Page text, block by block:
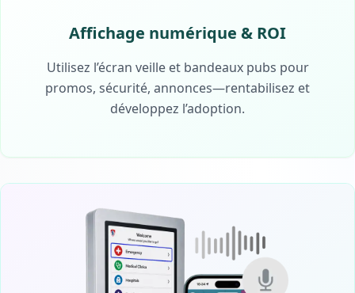
Affichage numérique & ROI
Utilisez l’écran veille et bandeaux pubs pour
promos, sécurité, annonces—rentabilisez et
développez l’adoption.